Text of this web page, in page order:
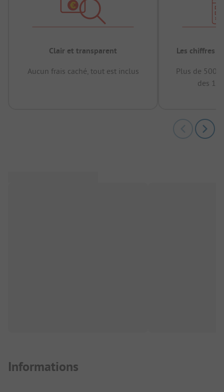
Clair et transparent
Aucun frais caché, tout est inclus
Les chiffres
Plus de
des 12
Informations